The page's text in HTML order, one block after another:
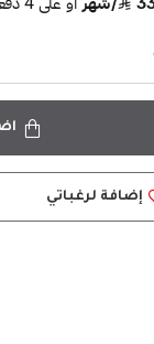
إضافة لرغباتي